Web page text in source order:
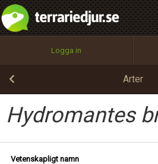
Logga in
Arter
Hydromantes
Vetenskapligt namn
Utför
100%
OK
integritetspolicy
Namn:
Epost:
Användarnamn:
Begär nytt lösenord